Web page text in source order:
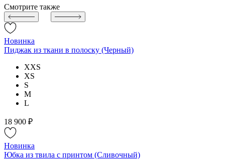
Смотрите также
Новинка
Пиджак из ткани в полоску (Черный)
XXS
XS
S
M
L
18 900 ₽
Новинка
Юбка из твила с принтом (Сливочный)